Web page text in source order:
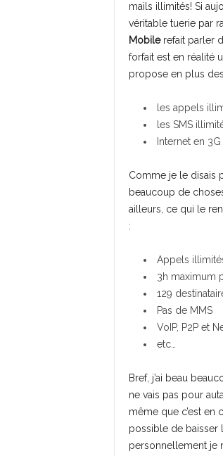
mails illimités! Si
véritable tuerie par
Mobilerefait parler
forfait est en réalité
propose en plus
les appels
les SMS
Internet en
Comme je le disais
beaucoup de
ailleurs, ce qui le
:
Appels
3h maximum
129
Pas de MMS
VoIP, P2P et
etc…
Bref, j’ai beau
ne vais pas pour
même que c’est en
possible de baisser
personnellement je